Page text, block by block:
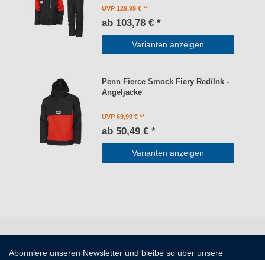
UVP 129,99 €
ab 103,78 € *
Varianten anzeigen
Penn Fierce Smock Fiery Red/Ink -
Angeljacke
UVP 69,99 €
ab 50,49 € *
Varianten anzeigen
Abonniere unseren Newsletter und bleibe so über unsere